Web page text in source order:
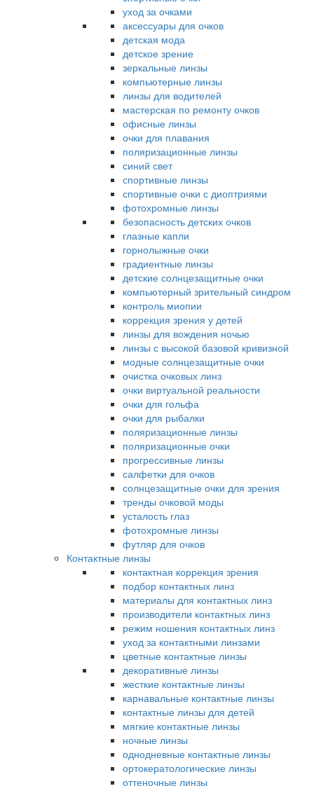
уход за очками
аксессуары для очков
детская мода
детское зрение
зеркальные линзы
компьютерные линзы
линзы для водителей
мастерская по ремонту очков
офисные линзы
очки для плавания
поляризационные линзы
синий свет
спортивные линзы
спортивные очки с диоптриями
фотохромные линзы
безопасность детских очков
глазные капли
горнолыжные очки
градиентные линзы
детские солнцезащитные очки
компьютерный зрительный синдром
контроль миопии
коррекция зрения у детей
линзы для вождения ночью
линзы с высокой базовой кривизной
модные солнцезащитные очки
очистка очковых линз
очки виртуальной реальности
очки для гольфа
очки для рыбалки
поляризационные линзы
поляризационные очки
прогрессивные линзы
салфетки для очков
солнцезащитные очки для зрения
тренды очковой моды
усталость глаз
фотохромные линзы
футляр для очков
Контактные линзы
контактная коррекция зрения
подбор контактных линз
материалы для контактных линз
производители контактных линз
режим ношения контактных линз
уход за контактными линзами
цветные контактные линзы
декоративные линзы
жесткие контактные линзы
карнавальные контактные линзы
контактные линзы для детей
мягкие контактные линзы
ночные линзы
однодневные контактные линзы
ортокератологические линзы
оттеночные линзы